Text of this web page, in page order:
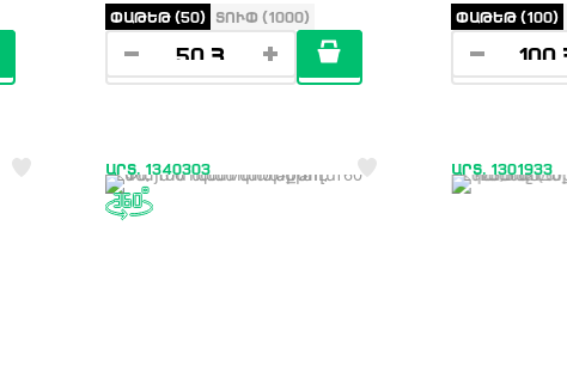
ՓԱԹԵԹ (50) ՏՈՒՓ (1000) ՓԱԹԵԹ (100)
ԱՐՏ. 1340303 ԱՐՏ. 1301933